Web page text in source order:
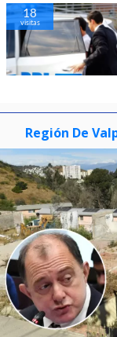
18
visitas
Región De